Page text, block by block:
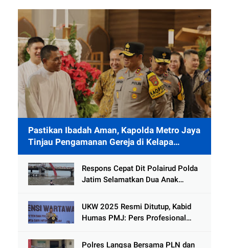
Pastikan Ibadah Aman, Kapolda Metro Jaya
Tinjau Pengamanan Gereja di Kelapa
Gading
Respons Cepat Dit Polairud Polda
Jatim Selamatkan Dua Anak
Kenjeran
UKW 2025 Resmi Ditutup, Kabid
Humas PMJ: Pers Profesional
Hoaks
Polres Langsa Bersama PLN dan